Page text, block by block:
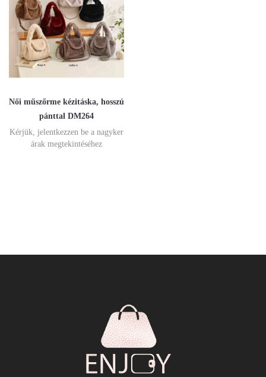
Női műszőrme kézitáska, hosszú
pánttal DM264
Kérjük, jelentkezzen be a nagyker
árak megtekintéséhez